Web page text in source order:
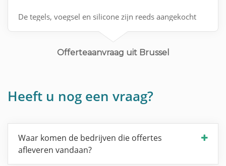
De tegels, voegsel en silicone zijn reeds aangekocht
Offerteaanvraag uit Brussel
Heeft u nog een vraag?
Waar komen de bedrijven die offertes
afleveren vandaan?